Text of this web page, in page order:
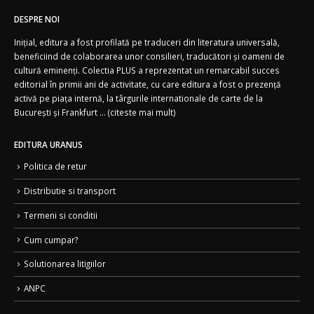
DESPRE NOI
Inițial, editura a fost profilată pe traduceri din literatura universală,
beneficiind de colaborarea unor consilieri, traducători și oameni de
cultură eminenți. Colectia PLUS a reprezentat un remarcabil succes
editorial în primii ani de activitate, cu care editura a fost o prezență
activă pe piața internă, la târgurile internationale de carte de la
București și Frankfurt ... (citeste mai mult)
EDITURA URANUS
Politica de retur
Distributie si transport
Termeni si conditii
Cum cumpar?
Solutionarea litigiilor
ANPC